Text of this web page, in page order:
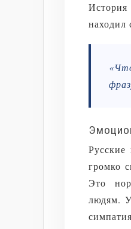
находил
громко
Это
людям.